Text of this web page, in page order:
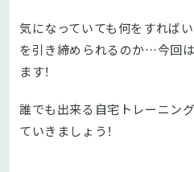
気になっていても何をすれば
を引き締められるのか…今回
ます！
誰でも出来る自宅トレーニン
ていきましょう！